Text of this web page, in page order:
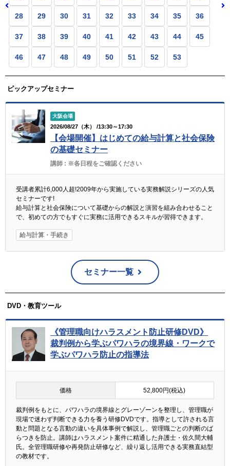
28 29 30 31 32 33 34 35 36
37 38 39 40 41 42 43 44 45
46 47 48 49 50 51 52 53
ピックアップセミナー
大阪会場
2026/08/27（木） /13:30～17:30
【会場開催】はじめての給与計算と社会保険
の基礎セミナー
講師 : ※各日程をご確認ください
受講者累計6,000人超!2009年から実施している実務解説シリーズの人気
セミナーです!
給与計算と社会保険について基礎からの解説と演習を組み合わせること
で、初めての方でもすぐに実務に活用できるスキルが習得できます。
給与計算・手続き
セミナー一覧
DVD・教育ツール
《管理職向けハラスメント防止研修DVD》
裁判例から学ぶパワハラの境界線・ワークで
学ぶパワハラ防止の指導法
価格 52,800円(税込)
裁判例をもとに、パワハラの境界線とグレーゾーンを整理し、管理職が
現場で迷わず判断できる力を養う研修DVDです。指導として許される言
動と問題となる言動の違いを具体事例で解説し、管理職ごとの判断のば
らつきを防止。講師はハラスメント案件に精通した弁護士・佐久間大輔
氏。全管理職研修や再発防止研修など、繰り返し活用できる実務直結型
の教材です。